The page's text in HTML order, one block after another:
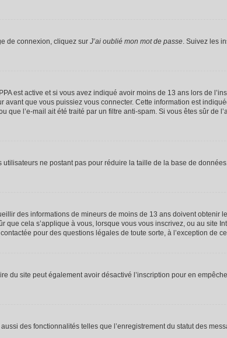
de connexion, cliquez sur J’ai oublié mon mot de passe. Suivez les
est active et si vous avez indiqué avoir moins de 13 ans lors de
que vous puissiez vous connecter. Cette information est
l’e-mail ait été traité par un filtre anti-spam. Si vous êtes sûr de
ne postant pas pour réduire la taille de la base de
des informations de mineurs de moins de 13 ans doivent obtenir
cela s’applique à vous, lorsque vous vous inscrivez, ou au site
pour des questions légales de toute sorte, à l’exception de
du site peut également avoir désactivé l’inscription pour en
des fonctionnalités telles que l’enregistrement du statut des